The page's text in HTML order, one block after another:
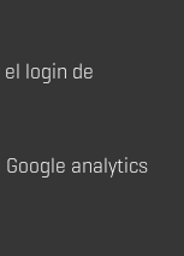
login de
analytics